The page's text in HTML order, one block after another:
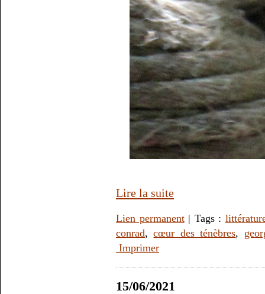
Lire la suite
Lien permanent| Tags :
conrad,cœur des ténèbres,
Imprimer
15/06/2021